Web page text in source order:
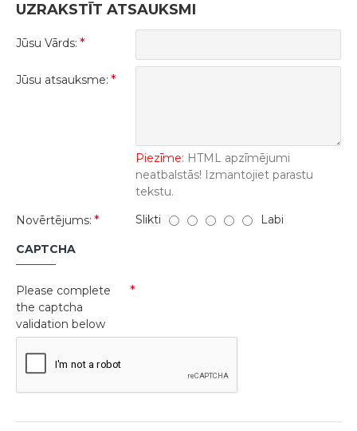
UZRAKSTĪT ATSAUKSMI
Jūsu Vārds:
Jūsu atsauksme:
Piezīme: HTML apzīmējumi
neatbalstās! Izmantojiet parastu
tekstu.
Novērtējums:
Slikti Labi
CAPTCHA
Please complete
the captcha
validation below